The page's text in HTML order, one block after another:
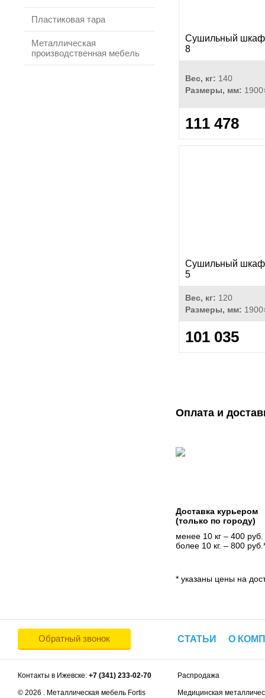
Пластиковая тара
Металлическая
производственная мебель
Сушильный шкаф
8
Вес, кг: 140
Размеры, мм:
111 478
Сушильный шкаф
5
Вес, кг: 120
Размеры, мм:
101 035
Оплата и
Доставка курьером
(только по городу)
менее 10 кг – 400 руб.
более 10 кг. – 800
* указаны цены на
Обратный звонок СТАТЬИ О
Контакты в Ижевске: +7 (341) 233-02-70
© 2026 . Металлическая мебель Fortis
Распродажа
Медицинская